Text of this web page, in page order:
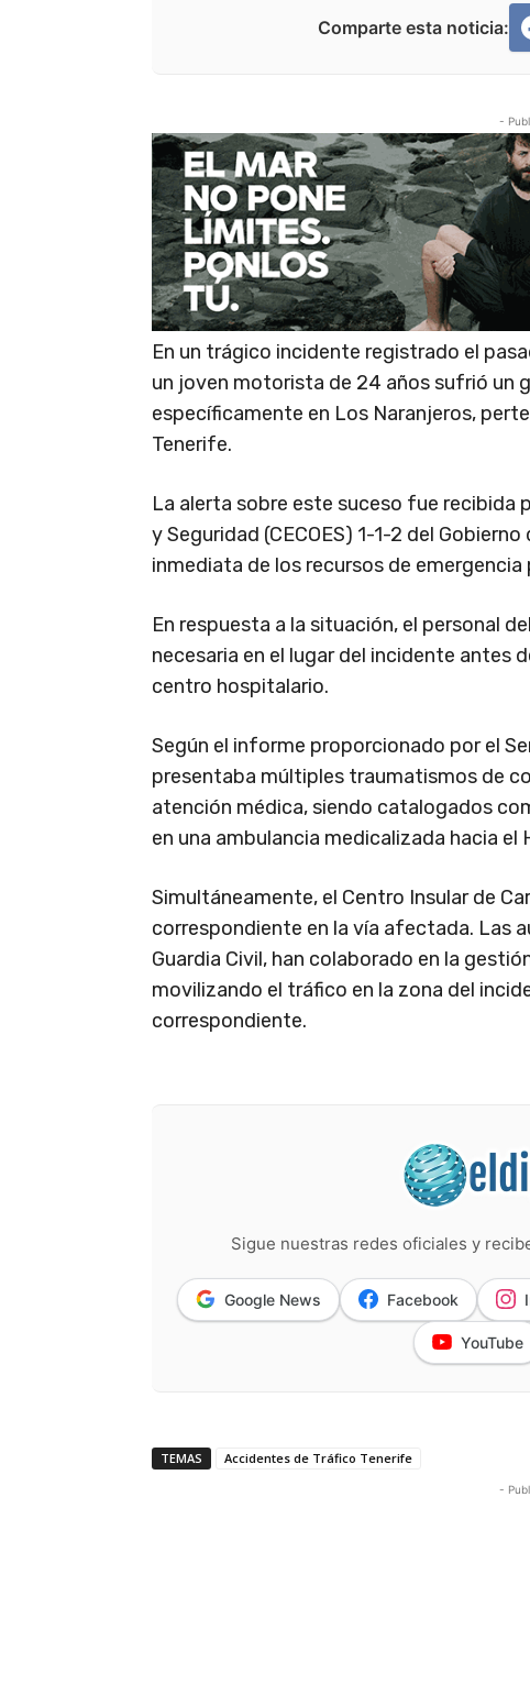
Comparte esta noticia:
-
En un trágico incidente registrado el
un joven motorista de 24 años sufrió un
específicamente en Los Naranjeros,
Tenerife.
La alerta sobre este suceso fue recibida
y Seguridad (CECOES) 1-1-2 del
inmediata de los recursos de
En respuesta a la situación, el personal
necesaria en el lugar del incidente antes
centro hospitalario.
Según el informe proporcionado por el
presentaba múltiples traumatismos de
atención médica, siendo catalogados
en una ambulancia medicalizada hacia el
Simultáneamente, el Centro Insular de
correspondiente en la vía afectada. Las
Guardia Civil, han colaborado en la
movilizando el tráfico en la zona del
correspondiente.
Sigue nuestras redes oficiales y
Google News Facebook
YouTube
TEMAS Accidentes de Tráfico Tenerife
-